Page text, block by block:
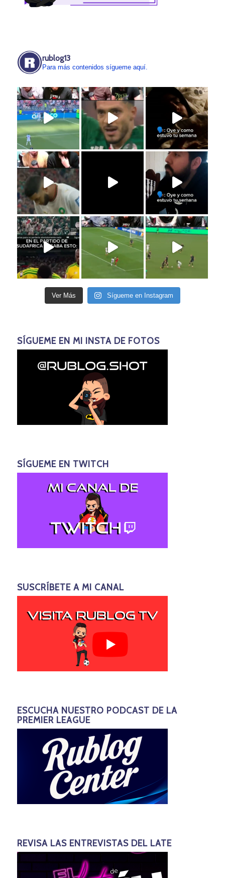
rublog13
Para más contenidos sígueme aquí.
Ver Más Sígueme en Instagram
SÍGUEME EN MI INSTA DE FOTOS
SÍGUEME EN TWITCH
SUSCRÍBETE A MI CANAL
ESCUCHA NUESTRO PODCAST DE LA
PREMIER LEAGUE
REVISA LAS ENTREVISTAS DEL LATE